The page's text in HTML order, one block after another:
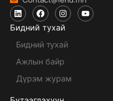
Бидний тухай
Бидний тухай
Ажлын байр
Дүрэм журам